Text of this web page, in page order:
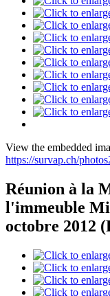
View the embedded
https://survap.ch/
Réunion à la
l'immeuble
octobre 2012